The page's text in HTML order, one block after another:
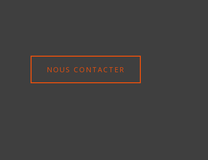
NOUS CONTACTER